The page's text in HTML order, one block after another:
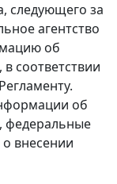
следующего за
агентство
об
соответствии
об
федеральные
внесении